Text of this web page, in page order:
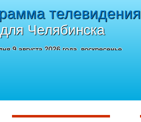
телевидения
для Челябинска
9 августа 2026 года, воскресенье